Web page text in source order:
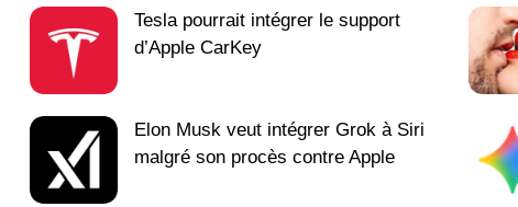
Tesla pourrait intégrer le support
d’Apple CarKey
Elon Musk veut intégrer Grok à Siri
malgré son procès contre Apple